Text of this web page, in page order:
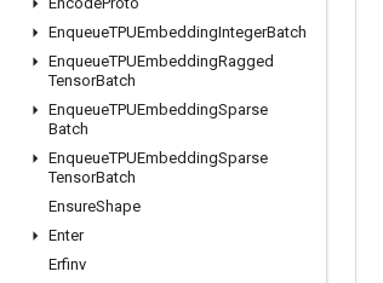
EnqueueTPUEmbeddingIntegerBatch
EnqueueTPUEmbeddingRagged
TensorBatch
EnqueueTPUEmbeddingSparse
Batch
EnqueueTPUEmbeddingSparse
TensorBatch
EnsureShape
Enter
Erfinv